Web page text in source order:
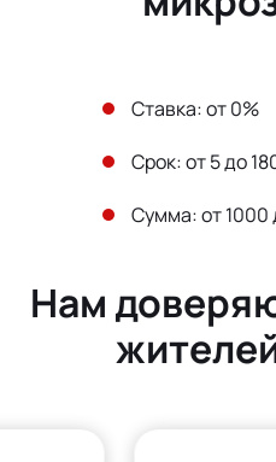
Ставка: от 0%
Срок: от 5 до
Сумма: от 1000
Нам